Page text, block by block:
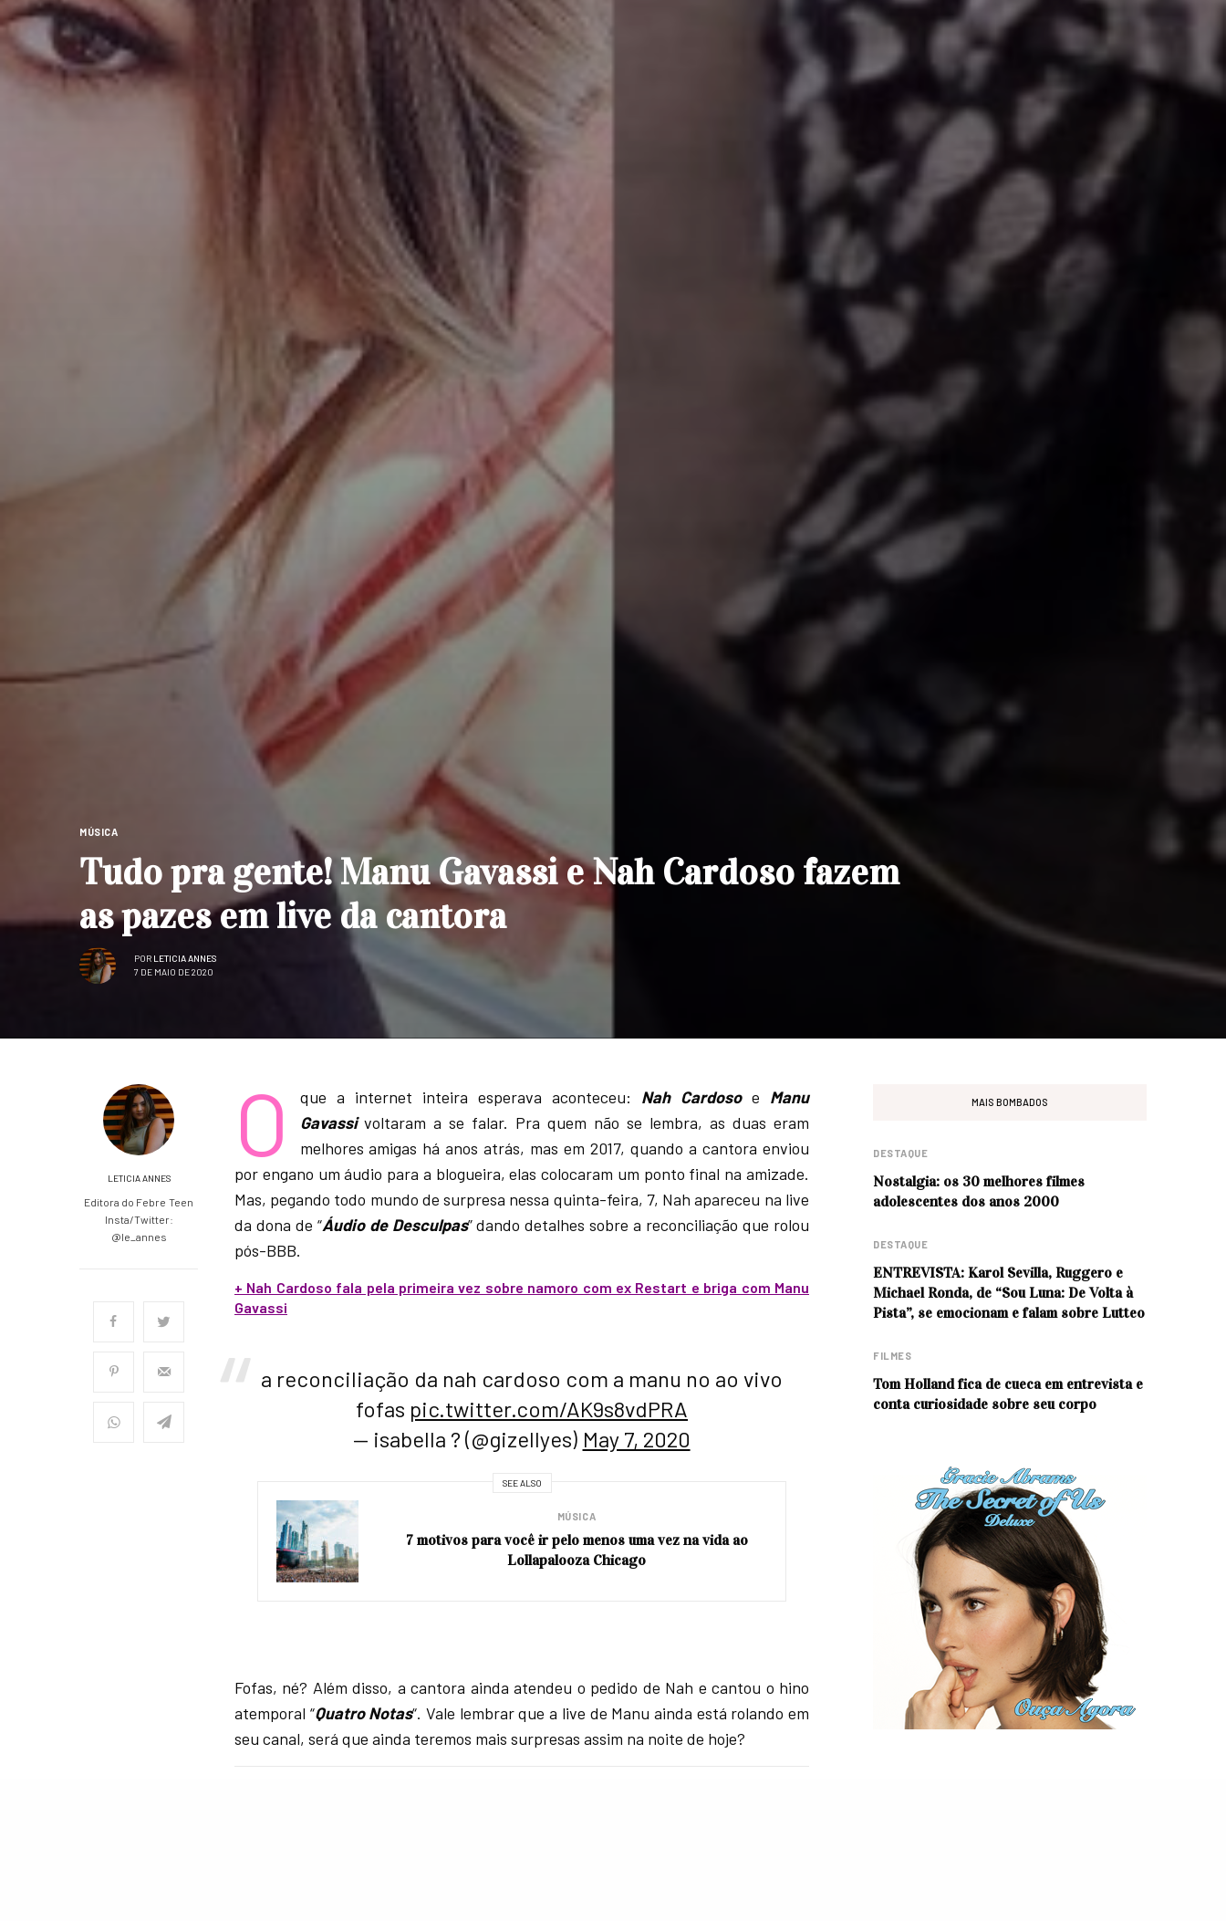
MÚSICA
Tudo pra gente! Manu Gavassi e Nah Cardoso fazem
as pazes em live da cantora
POR LETICIA ANNES
7 DE MAIO DE 2020
LETICIA ANNES
Editora do Febre Teen
Insta/Twitter:
@le_annes
O que a internet inteira esperava aconteceu: Nah Cardosoe Manu
Gavassivoltaram a se falar. Pra quem não se lembra, as duas eram
melhores amigas há anos atrás, mas em 2017, quando a cantora enviou
por engano um áudio para a blogueira, elas colocaram um ponto final na amizade.
Mas, pegando todo mundo de surpresa nessa quinta-feira, 7, Nah apareceu na live
da dona de “Áudio de Desculpas” dando detalhes sobre a reconciliação que rolou
pós-BBB.
+ Nah Cardoso fala pela primeira vez sobre namoro com ex Restart e briga com Manu
Gavassi
a reconciliação da nah cardoso com a manu no ao vivo
fofas pic.twitter.com/AK9s8vdPRA
— isabella ? (@gizellyes) May 7, 2020
SEE ALSO
MÚSICA
7 motivos para você ir pelo menos uma vez na vida ao
Lollapalooza Chicago
Fofas, né? Além disso, a cantora ainda atendeu o pedido de Nah e cantou o hino
atemporal “Quatro Notas“. Vale lembrar que a live de Manu ainda está rolando em
seu canal, será que ainda teremos mais surpresas assim na noite de hoje?
MAIS BOMBADOS
DESTAQUE
Nostalgia: os 30 melhores filmes
adolescentes dos anos 2000
DESTAQUE
ENTREVISTA: Karol Sevilla, Ruggero e
Michael Ronda, de “Sou Luna: De Volta à
Pista”, se emocionam e falam sobre Lutteo
FILMES
Tom Holland fica de cueca em entrevista e
conta curiosidade sobre seu corpo